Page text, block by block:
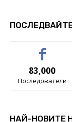
83,000
Последователи
НАЙ-НОВИТЕ